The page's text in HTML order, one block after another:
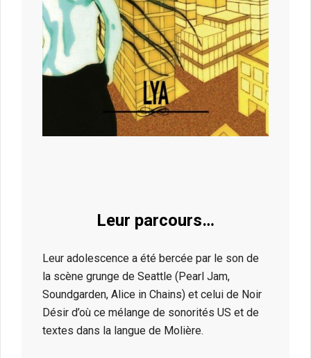
Leur parcours…
Leur adolescence a été bercée par le son de
la scène grunge de Seattle (Pearl Jam,
Soundgarden, Alice in Chains) et celui de Noir
Désir d’où ce mélange de sonorités US et de
textes dans la langue de Molière.